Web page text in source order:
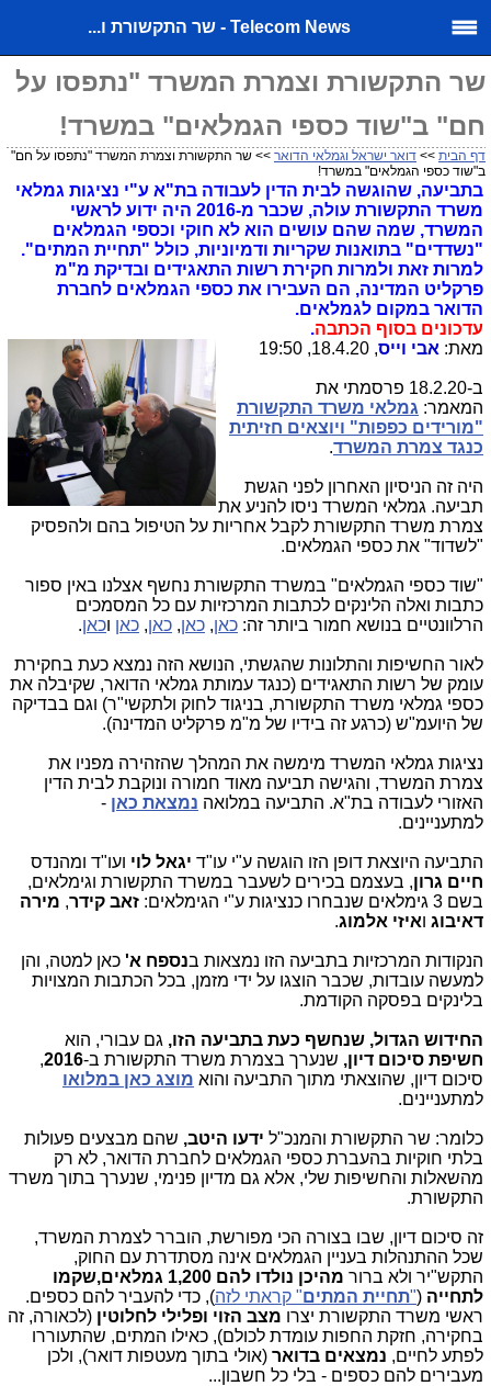
Telecom News - שר התקשורת ו...
שר התקשורת וצמרת המשרד "נתפסו על
חם" ב"שוד כספי הגמלאים" במשרד!
דף הבית >> דואר ישראל וגמלאי הדואר >> שר התקשורת וצמרת המשרד "נתפסו על חם"
ב"שוד כספי הגמלאים" במשרד!
בתביעה, שהוגשה לבית הדין לעבודה בת"א ע"י נציגות גמלאי
משרד התקשורת עולה, שכבר מ-2016 היה ידוע לראשי
המשרד, שמה שהם עושים הוא לא חוקי וכספי הגמלאים
"נשדדים" בתואנות שקריות ודמיוניות, כולל "תחיית המתים".
למרות זאת ולמרות חקירת רשות התאגידים ובדיקת מ"מ
פרקליט המדינה, הם העבירו את כספי הגמלאים לחברת
הדואר במקום לגמלאים.
עדכונים בסוף הכתבה.
מאת: אבי וייס, 18.4.20, 19:50
ב-18.2.20 פרסמתי את
המאמר: גמלאי משרד התקשורת
"מורידים כפפות" ויוצאים חזיתית
כנגד צמרת המשרד.
היה זה הניסיון האחרון לפני הגשת
תביעה. גמלאי המשרד ניסו להניע את
צמרת משרד התקשורת לקבל אחריות על הטיפול בהם ולהפסיק
"לשדוד" את כספי הגמלאים.
"שוד כספי הגמלאים" במשרד התקשורת נחשף אצלנו באין ספור
כתבות ואלה הלינקים לכתבות המרכזיות עם כל המסמכים
הרלוונטיים בנושא חמור ביותר זה: כאן, כאן, כאן, כאן וכאן.
לאור החשיפות והתלונות שהגשתי, הנושא הזה נמצא כעת בחקירת
עומק של רשות התאגידים (כנגד עמותת גמלאי הדואר, שקיבלה את
כספי גמלאי משרד התקשורת, בניגוד לחוק ולתקשי"ר) וגם בבדיקה
של היועמ"ש (כרגע זה בידיו של מ"מ פרקליט המדינה).
נציגות גמלאי המשרד מימשה את המהלך שהזהירה מפניו את
צמרת המשרד, והגישה תביעה מאוד חמורה ונוקבת לבית הדין
האזורי לעבודה בת"א. התביעה במלואה נמצאת כאן -
למתעניינים.
התביעה היוצאת דופן הזו הוגשה ע"י עו"ד יגאל לוי ועו"ד ומהנדס
חיים גרון, בעצמם בכירים לשעבר במשרד התקשורת וגימלאים,
בשם 3 גימלאים שנבחרו כנציגות ע"י הגימלאים:
זאב קידר, מירה
דאיבוג ואיזי אלמוג.
הנקודות המרכזיות בתביעה הזו נמצאות בנספח א' כאן למטה, והן
למעשה עובדות, שכבר הוצגו על ידי מזמן, בכל הכתבות המצויות
בלינקים בפסקה הקודמת.
החידוש הגדול, שנחשף כעת בתביעה הזו, גם עבורי, הוא
חשיפת סיכום דיון, שנערך בצמרת משרד התקשורת ב-2016
,
סיכום דיון, שהוצאתי מתוך התביעה והוא מוצג כאן במלואו
למתעניינים.
כלומר: שר התקשורת והמנכ"ל ידעו היטב, שהם מבצעים פעולות
בלתי חוקיות בהעברת כספי הגמלאים לחברת הדואר, לא רק
מהשאלות והחשיפות שלי, אלא גם מדיון פנימי, שנערך בתוך משרד
התקשורת.
זה סיכום דיון, שבו בצורה הכי מפורשת, הוברר לצמרת המשרד,
שכל ההתנהלות בעניין הגמלאים אינה מסתדרת עם החוק,
התקש"יר ולא ברור
מהיכן נולדו להם 1,200 גמלאים,שקמו
לתחייה (
"תחיית המתים" קראתי לזה), כדי להעביר להם כספים.
ראשי משרד התקשורת יצרו מצב הזוי ופלילי לחלוטין (לכאורה, זה
בחקירה, חזקת החפות עומדת לכולם), כאילו המתים, שהתעוררו
לפתע לחיים, נמצאים בדואר (אולי בתוך מעטפות דואר), ולכן
מעבירים להם כספים - בלי כל חשבון...